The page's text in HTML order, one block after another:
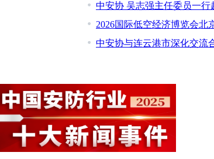
中安协 吴志强主任委员一
2026国际低空经济博览会北
中安协与连云港市深化交流